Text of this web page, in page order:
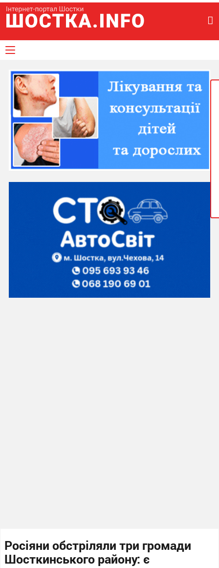
Росіяни обстріляли три громади
Шосткинського району: є